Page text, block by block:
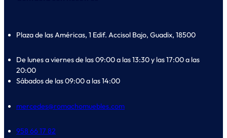
Plaza de las Américas, 1 Edif. Accisol Bajo, Guadix, 18500
De lunes a viernes de las 09:00 a las 13:30 y las 17:00 a las
20:00
Sábados de las 09:00 a las 14:00
mercedes@romachomuebles.com
958 66 17 82